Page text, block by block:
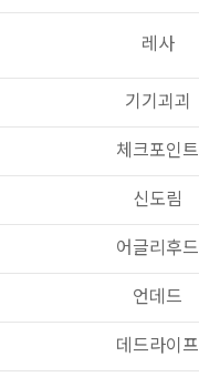
레사
기기괴괴
체크포인트
신도림
어글리후드
언데드
데드라이프